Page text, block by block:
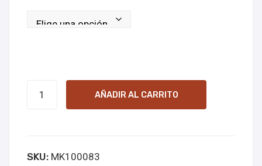
adb-
cantidad
AÑADIR AL CARRITO
SKU: MK100083